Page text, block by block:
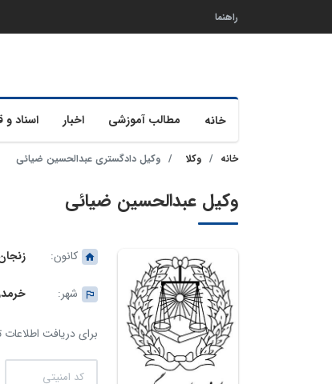
راهنما
خانه مطالب آموزشی اخبار اسناد و
خانه وکلا وکیل دادگستری عبدالحسین ضیائی
وکیل عبدالحسین ضیائی
کانون:
شهر:
برای دریافت اطلاعات